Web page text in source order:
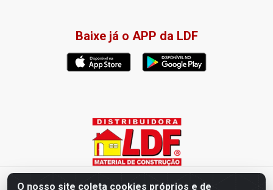
O nosso site coleta cookies próprios e de
Baixe já o APP da LDF
Distribuidora LDF - Av. Presidente Tancredo Neves, 203 – Bairro